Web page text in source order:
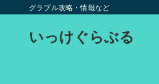
グラブル攻略・情報など
いっけぐらぶる